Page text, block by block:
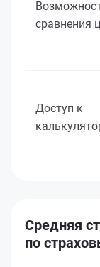
сравнения
Доступ к
Средняя
по